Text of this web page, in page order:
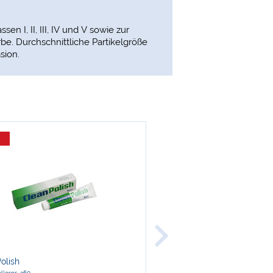
I, II, III, IV und V sowie zur
Durchschnittliche Partikelgröße